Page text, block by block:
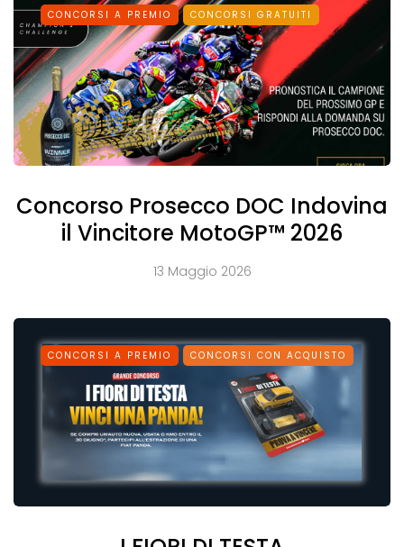
CONCORSI A PREMIO CONCORSI GRATUITI
Concorso Prosecco DOC Indovina
il Vincitore MotoGP™ 2026
13 Maggio 2026
CONCORSI A PREMIO CONCORSI CON ACQUISTO